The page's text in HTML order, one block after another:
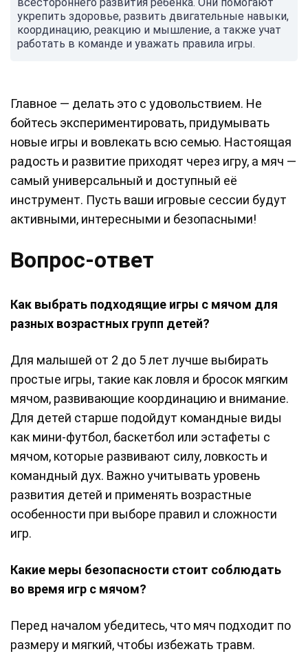
всестороннего развития ребёнка. Они помогают
укрепить здоровье, развить двигательные навыки,
координацию, реакцию и мышление, а также учат
работать в команде и уважать правила игры.
Главное — делать это с удовольствием. Не
бойтесь экспериментировать, придумывать
новые игры и вовлекать всю семью. Настоящая
радость и развитие приходят через игру, а мяч —
самый универсальный и доступный её
инструмент. Пусть ваши игровые сессии будут
активными, интересными и безопасными!
Вопрос-ответ
Как выбрать подходящие игры с мячом для
разных возрастных групп детей?
Для малышей от 2 до 5 лет лучше выбирать
простые игры, такие как ловля и бросок мягким
мячом, развивающие координацию и внимание.
Для детей старше подойдут командные виды
как мини-футбол, баскетбол или эстафеты с
мячом, которые развивают силу, ловкость и
командный дух. Важно учитывать уровень
развития детей и применять возрастные
особенности при выборе правил и сложности
игр.
Какие меры безопасности стоит соблюдать
во время игр с мячом?
Перед началом убедитесь, что мяч подходит по
размеру и мягкий, чтобы избежать травм.